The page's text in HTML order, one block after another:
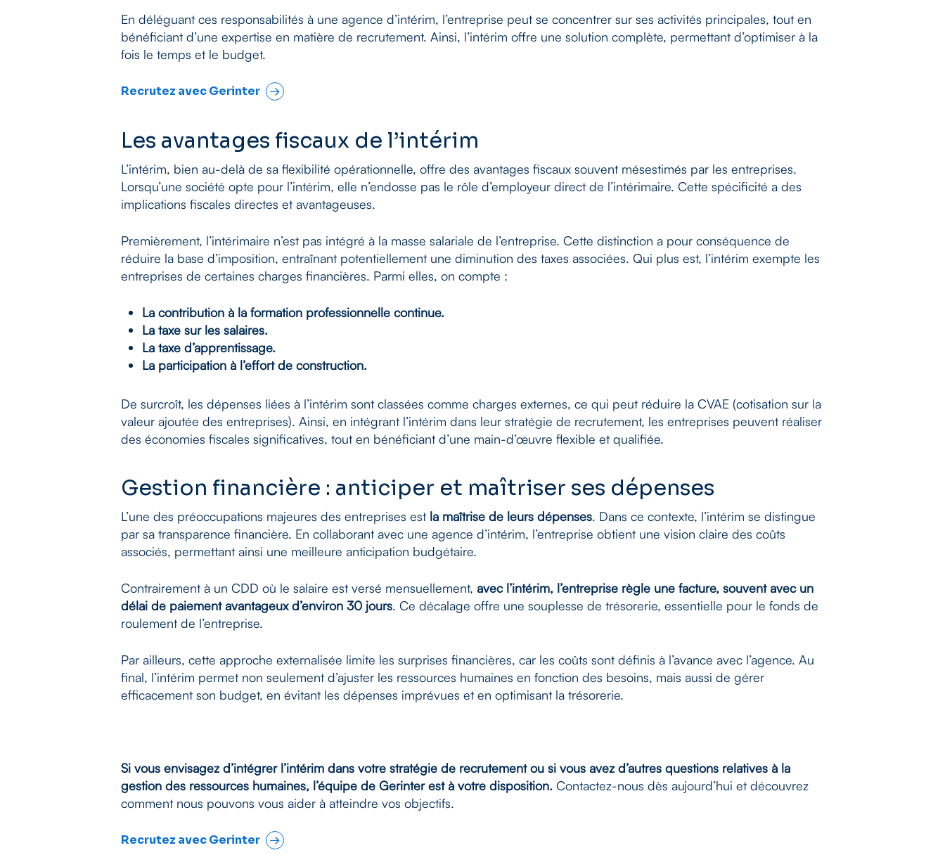
En déléguant ces responsabilités à une agence d’intérim, l’entreprise peut se concentrer sur ses activités principales, tout en
bénéficiant d’une expertise en matière de recrutement. Ainsi, l’intérim offre une solution complète, permettant d’optimiser à la
fois le temps et le budget.
Recrutez avec Gerinter
Les avantages fiscaux de l’intérim
L’intérim, bien au-delà de sa flexibilité opérationnelle, offre des avantages fiscaux souvent mésestimés par les entreprises.
Lorsqu’une société opte pour l’intérim, elle n’endosse pas le rôle d’employeur direct de l’intérimaire. Cette spécificité a des
implications fiscales directes et avantageuses.
Premièrement, l’intérimaire n’est pas intégré à la masse salariale de l’entreprise. Cette distinction a pour conséquence de
réduire la base d’imposition, entraînant potentiellement une diminution des taxes associées. Qui plus est, l’intérim exempte les
entreprises de certaines charges financières. Parmi elles, on compte :
La contribution à la formation professionnelle continue.
La taxe sur les salaires.
La taxe d’apprentissage.
La participation à l’effort de construction.
De surcroît, les dépenses liées à l’intérim sont classées comme charges externes, ce qui peut réduire la CVAE (cotisation sur la
valeur ajoutée des entreprises). Ainsi, en intégrant l’intérim dans leur stratégie de recrutement, les entreprises peuvent réaliser
des économies fiscales significatives, tout en bénéficiant d’une main-d’œuvre flexible et qualifiée.
Gestion financière : anticiper et maîtriser ses dépenses
L’une des préoccupations majeures des entreprises est la maîtrise de leurs dépenses. Dans ce contexte, l’intérim se distingue
par sa transparence financière. En collaborant avec une agence d’intérim, l’entreprise obtient une vision claire des coûts
associés, permettant ainsi une meilleure anticipation budgétaire.
Contrairement à un CDD où le salaire est versé mensuellement, avec l’intérim, l’entreprise règle une facture, souvent avec un
délai de paiement avantageux d’environ 30 jours. Ce décalage offre une souplesse de trésorerie, essentielle pour le fonds de
roulement de l’entreprise.
Par ailleurs, cette approche externalisée limite les surprises financières, car les coûts sont définis à l’avance avec l’agence. Au
final, l’intérim permet non seulement d’ajuster les ressources humaines en fonction des besoins, mais aussi de gérer
efficacement son budget, en évitant les dépenses imprévues et en optimisant la trésorerie.
Si vous envisagez d’intégrer l’intérim dans votre stratégie de recrutement ou si vous avez d’autres questions relatives à la
gestion des ressources humaines, l’équipe de Gerinter est à votre disposition. Contactez-nous dès aujourd’hui et découvrez
comment nous pouvons vous aider à atteindre vos objectifs.
Recrutez avec Gerinter